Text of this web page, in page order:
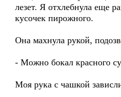
лезет. Я отхлебнула еще
кусочек пирожного.
Она махнула рукой,
- Можно бокал красного
Моя рука с чашкой